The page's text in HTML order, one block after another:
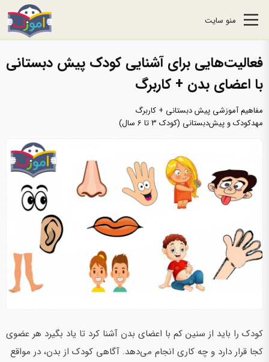
منو سایت
فعالیت‌هایی برای آشنایی کودک پیش ‌دبستانی
با اعضای بدن + کاربرگ
مفاهیم آموزشی پیش دبستانی + کاربرگ
مهدکودک و پیش‌دبستانی (کودک 3 تا 6 سال)
کودک را باید از سنین کم با اعضای بدن آشنا کرد تا یاد ‌بگیرد هر عضوی
کجا قرار دارد و چه کاری انجام می‌دهد. آگاهی کودک از بدن، در مواقع